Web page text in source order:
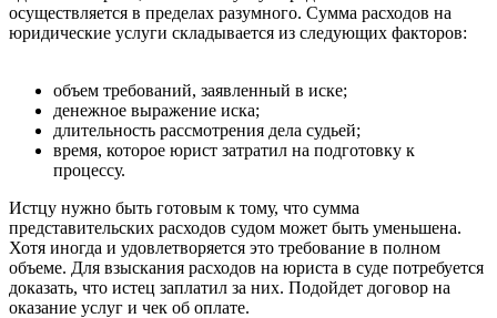
осуществляется в пределах разумного. Сумма расходов на
юридические услуги складывается из следующих факторов:
объем требований, заявленный в иске;
денежное выражение иска;
длительность рассмотрения дела судьей;
время, которое юрист затратил на подготовку к
процессу.
Истцу нужно быть готовым к тому, что сумма
представительских расходов судом может быть уменьшена.
Хотя иногда и удовлетворяется это требование в полном
объеме. Для взыскания расходов на юриста в суде потребуется
доказать, что истец заплатил за них. Подойдет договор на
оказание услуг и чек об оплате.